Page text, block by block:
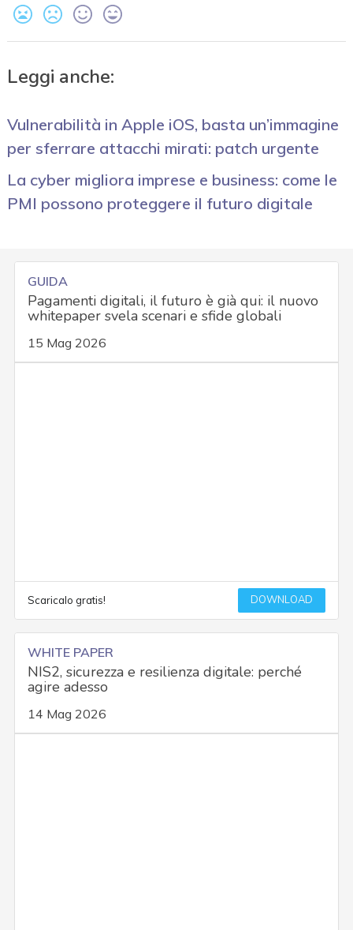
Leggi anche:
Vulnerabilità in Apple iOS, basta un’immagine
per sferrare attacchi mirati: patch urgente
La cyber migliora imprese e business: come le
PMI possono proteggere il futuro digitale
GUIDA
Pagamenti digitali, il futuro è già qui: il nuovo
whitepaper svela scenari e sfide globali
15 Mag 2026
Scaricalo gratis! DOWNLOAD
WHITE PAPER
NIS2, sicurezza e resilienza digitale: perché
agire adesso
14 Mag 2026